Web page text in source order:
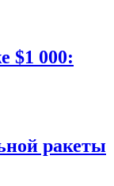
$1 000:
ракеты